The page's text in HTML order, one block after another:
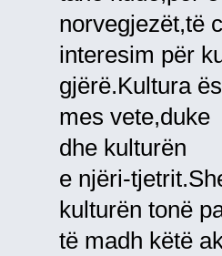
norvegjezët,të
interesim për
gjërë.Kultura
mes vete,duke
dhe kulturën
e njëri-
kulturën tonë
të madh këtë